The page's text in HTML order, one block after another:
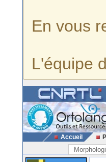
En vous
L'équipe
Accueil